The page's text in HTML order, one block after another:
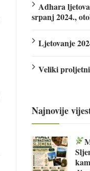
Adhara
srpanj 2024.,
Ljetovanje
Veliki
Najnovije